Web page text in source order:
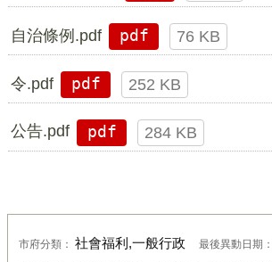
自治條例.pdf pdf 76 KB
令.pdf pdf 252 KB
公告.pdf pdf 284 KB
市府分類： 社會福利,一般行政 最後異動日期：